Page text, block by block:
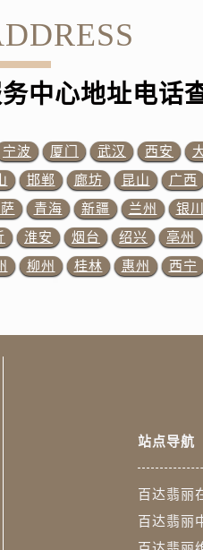
需提前预约）
需提前预约）
（需提前预约）
翡丽售后服务中心（需提前
服务中心（需提前预约）
中心地址电话
宁波 厦门 武汉 西安
邯郸 廊坊 昆山
广西
青海 新疆 兰州
银
淮安 烟台 绍兴
亳州
柳州 桂林 惠州 西宁
站点导航
百达翡丽
百达翡丽